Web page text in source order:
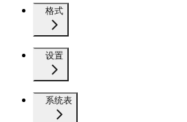
格式
设置
系统表